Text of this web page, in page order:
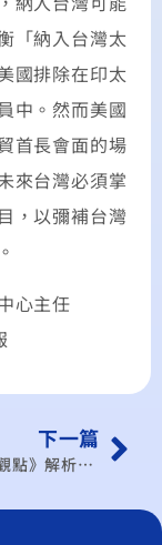
「納入台灣太
國排除在印太
中。然而美國
首長會面的場
來台灣必須掌
，以彌補台灣
心主任
下一篇
顏慧欣：《觀點》解析印太經濟架構